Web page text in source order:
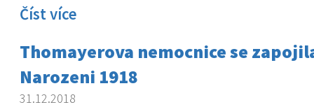
Číst více
Thomayerova nemocnice se
Narozeni 1918
31.12.2018